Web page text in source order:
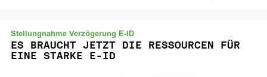
Stellungnahme Verzögerung E-ID
ES BRAUCHT JETZT DIE RESSOURCEN FÜR
EINE STARKE E-ID